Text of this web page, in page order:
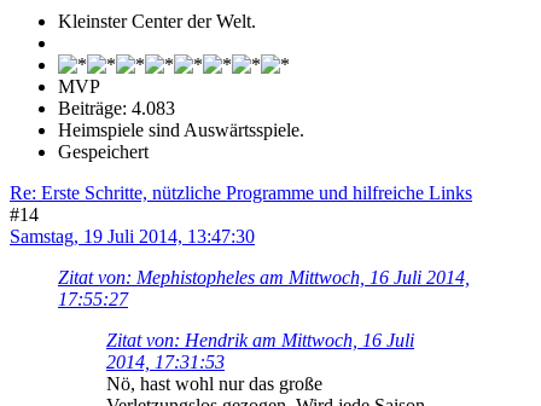
Kleinster Center der Welt.
MVP
Beiträge: 4.083
Heimspiele sind Auswärtsspiele.
Gespeichert
Re: Erste Schritte, nützliche Programme und hilfreiche Links
#14
Samstag, 19 Juli 2014, 13:47:30
Zitat von: Mephistopheles am Mittwoch, 16 Juli 2014,
17:55:27
Zitat von: Hendrik am Mittwoch, 16 Juli
2014, 17:31:53
Nö, hast wohl nur das große